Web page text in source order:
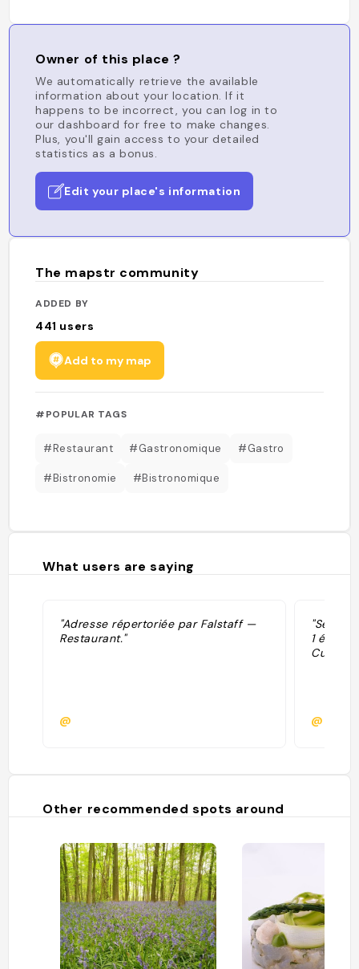
Owner of this place ?
We automatically retrieve the available
information about your location. If it
happens to be incorrect, you can log in to
our dashboard for free to make changes.
Plus, you'll gain access to your detailed
statistics as a bonus.
Edit your place's information
The mapstr community
ADDED BY
441 users
Add to my map
#POPULAR TAGS
#Restaurant #Gastronomique #Gastro
#Bistronomie #Bistronomique
What users are saying
"Adresse répertoriée par Falstaff —
Restaurant."
@
1 étoile
Cuisine."
@
Other recommended spots around